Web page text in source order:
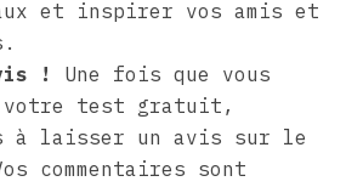
et inspirer vos amis et
!
Une fois que vous
votre test gratuit,
à laisser un avis sur le
commentaires sont